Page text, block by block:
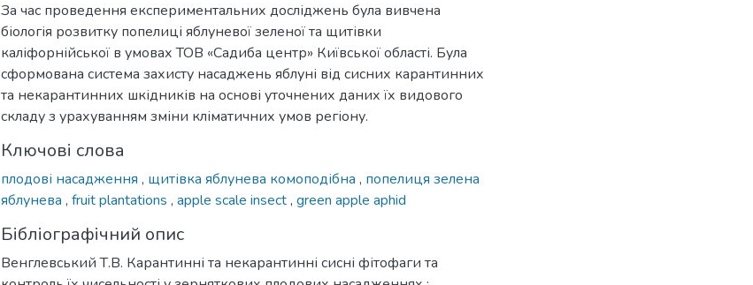
За час проведення експериментальних досліджень була вивчена
біологія розвитку попелиці яблуневої зеленої та щитівки
каліфорнійської в умовах ТОВ «Садиба центр» Київської області. Була
сформована система захисту насаджень яблуні від сисних карантинних
та некарантинних шкідників на основі уточнених даних їх видового
складу з урахуванням зміни кліматичних умов регіону.
Ключові слова
плодові насадження , щитівка яблунева комоподібна , попелиця зелена
яблунева , fruit plantations , apple scale insect, green apple aphid
Бібліографічний опис
Венглевський Т.В. Карантинні та некарантинні сисні фітофаги та